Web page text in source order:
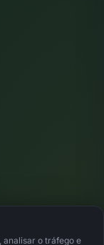
analisar o tráfego e